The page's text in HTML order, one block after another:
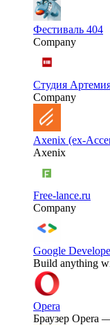
Фестиваль 404
Company
Студия
Company
Axenix (ex-
Axenix
Free-lance.ru
Company
Google
Build anything
Opera
Браузер Opera